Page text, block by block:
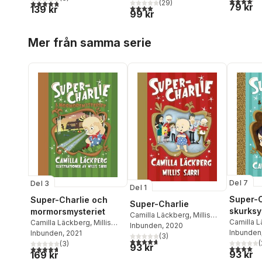
4,8utav 5 stjärnor. Totalt antal röster:
139 kr
4,0utav 5 stjärnor. Totalt antal röster:
(29)
99 kr
79 kr
Mer från samma serie
Del 3
Super-Charlie och
mormorsmysteriet
Camilla Läckberg, Millis
Sarri
Inbunden, 2021
4,7utav 5 stjärnor. Totalt antal röster:
(3)
169 kr
Del 1
Super-Charlie
Camilla Läckberg, Millis
Sarri
Inbunden, 2020
4,7utav 5 stjärnor. Totalt antal röster:
(3)
93 kr
Del 7
Super-
Camilla
Sarri
Inbunden
4,0utav (
93 kr